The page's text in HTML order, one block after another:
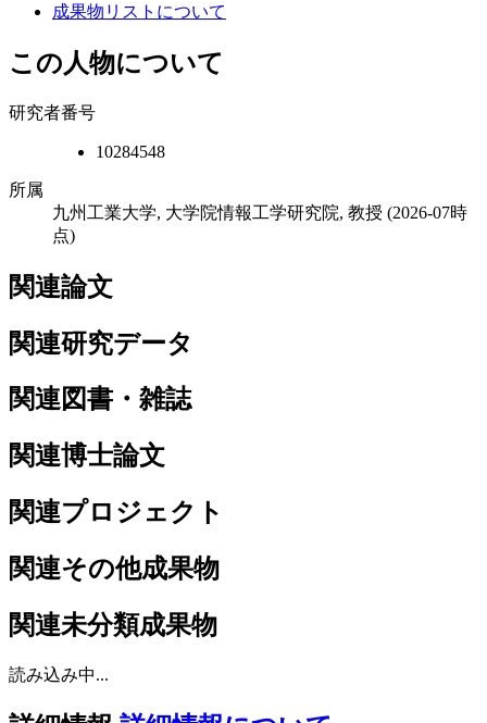
成果物リストについて
この人物について
研究者番号
10284548
所属
九州工業大学, 大学院情報工学研究院, 教授 (2026-07時
点)
関連論文
関連研究データ
関連図書・雑誌
関連博士論文
関連プロジェクト
関連その他成果物
関連未分類成果物
読み込み中...